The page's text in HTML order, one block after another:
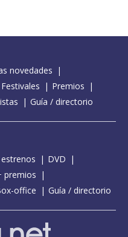
novedades
Festivales
Premios
Guía / directorio
DVD
premios
office Guía / directorio